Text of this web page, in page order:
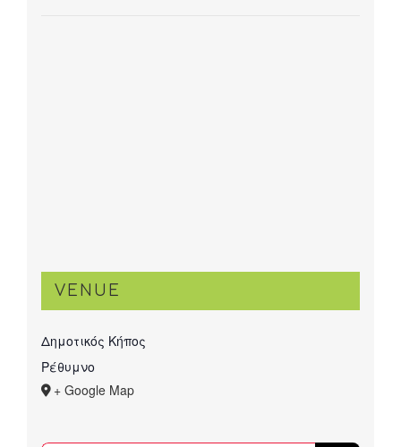
VENUE
Δημοτικός Κήπος
Ρέθυμνο
+ Google Map